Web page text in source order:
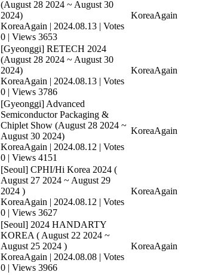
(August 28 2024 ~ August 30
2024)
KoreaAgain | 2024.08.13 | Votes
0 | Views 3653
KoreaAgain
[Gyeonggi] RETECH 2024
(August 28 2024 ~ August 30
2024)
KoreaAgain | 2024.08.13 | Votes
0 | Views 3786
KoreaAgain
[Gyeonggi] Advanced
Semiconductor Packaging &
Chiplet Show (August 28 2024 ~
August 30 2024)
KoreaAgain | 2024.08.12 | Votes
0 | Views 4151
KoreaAgain
[Seoul] CPHI/Hi Korea 2024 (
August 27 2024 ~ August 29
2024 )
KoreaAgain | 2024.08.12 | Votes
0 | Views 3627
KoreaAgain
[Seoul] 2024 HANDARTY
KOREA ( August 22 2024 ~
August 25 2024 )
KoreaAgain | 2024.08.08 | Votes
0 | Views 3966
KoreaAgain